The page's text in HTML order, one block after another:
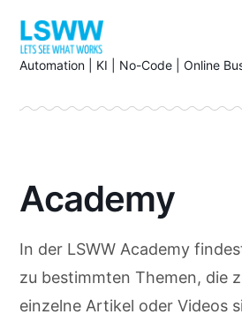
Automation | KI | No-Code | Online
Academy
In der LSWW Academy
zu bestimmten Themen, die
einzelne Artikel oder Videos